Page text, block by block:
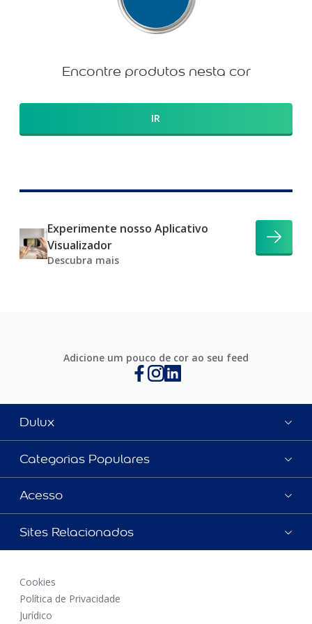
Encontre produtos nesta cor
IR
Experimente nosso Aplicativo
Visualizador
Descubra mais
Adicione um pouco de cor ao seu feed
Dulux
Categorias Populares
Acesso
Sites Relacionados
Cookies
Política de Privacidade
Jurídico